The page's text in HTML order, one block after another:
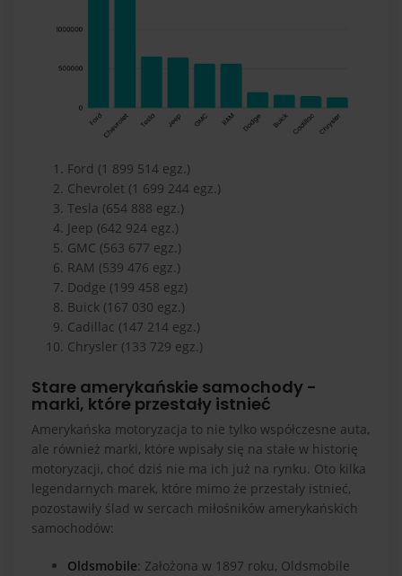
Ford (1 899 514 egz.)
Chevrolet (1 699 244 egz.)
Tesla (654 888 egz.)
Jeep (642 924 egz.)
GMC (563 677 egz.)
RAM (539 476 egz.)
Dodge (199 458 egz)
Buick (167 030 egz.)
Cadillac (147 214 egz.)
Chrysler (133 729 egz.)
Stare amerykańskie samochody -
marki, które przestały istnieć
Amerykańska motoryzacja to nie tylko współczesne auta,
ale również marki, które wpisały się na stałe w historię
motoryzacji, choć dziś nie ma ich już na rynku. Oto kilka
legendarnych marek, które mimo że przestały istnieć,
pozostawiły ślad w sercach miłośników amerykańskich
samochodów:
Oldsmobile: Założona w 1897 roku, Oldsmobile